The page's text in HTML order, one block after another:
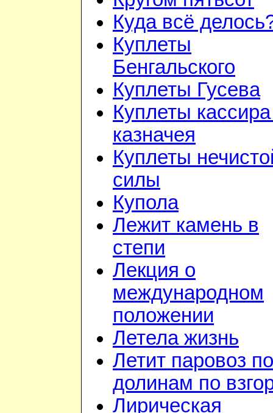
Куда всё
Куплеты
Бенгальского
Куплеты Гусева
Куплеты
казначея
Куплеты
силы
Купола
Лежит камень в
степи
Лекция о
международном
положении
Летела жизнь
Летит паровоз по
долинам по
Лирическая